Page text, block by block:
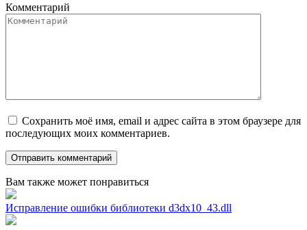
Комментарий
Сохранить моё имя, email и адрес сайта в этом браузере для
последующих моих комментариев.
Вам также может понравиться
Исправление ошибки библиотеки d3dx10_43.dll